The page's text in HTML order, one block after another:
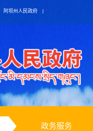
阿坝州人民政府 |
政务服务